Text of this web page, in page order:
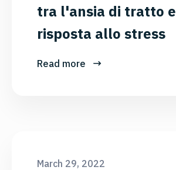
tra l'ansia di tratto
risposta allo stress
Read more
March 29, 2022